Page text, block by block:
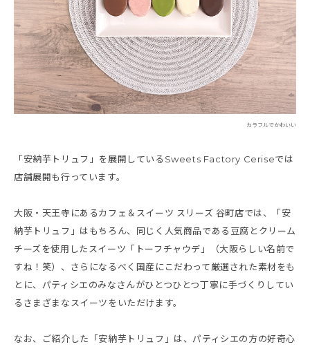
カラフルでかわいい
「安納芋トリュフ」を展開しているSweets Factory Ceriseでは
店舗展開も行っています。
大阪・天王寺にあるカフェ＆スイーツ スリーズ 谷町店では、「安
納芋トリュフ」はもちろん、同じく人気商品である豆腐とクリーム
チーズを使用したスイーツ「トーフチャウデ」（大阪らしい名前で
すね！笑）、さらになるべく国産にこだわって厳選された素材をも
とに、パティシエのみなさんがひとつひとつ丁寧に手づくりしてい
るさまざまなスイーツをいただけます。
なお、ご紹介した「安納芋トリュフ」は、パティシエの方の好奇心